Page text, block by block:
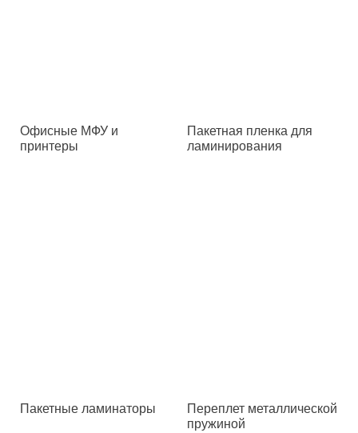
Офисные МФУ и
принтеры
Пакетная пленка для
ламинирования
Пакетные ламинаторы
Переплет металлической
пружиной